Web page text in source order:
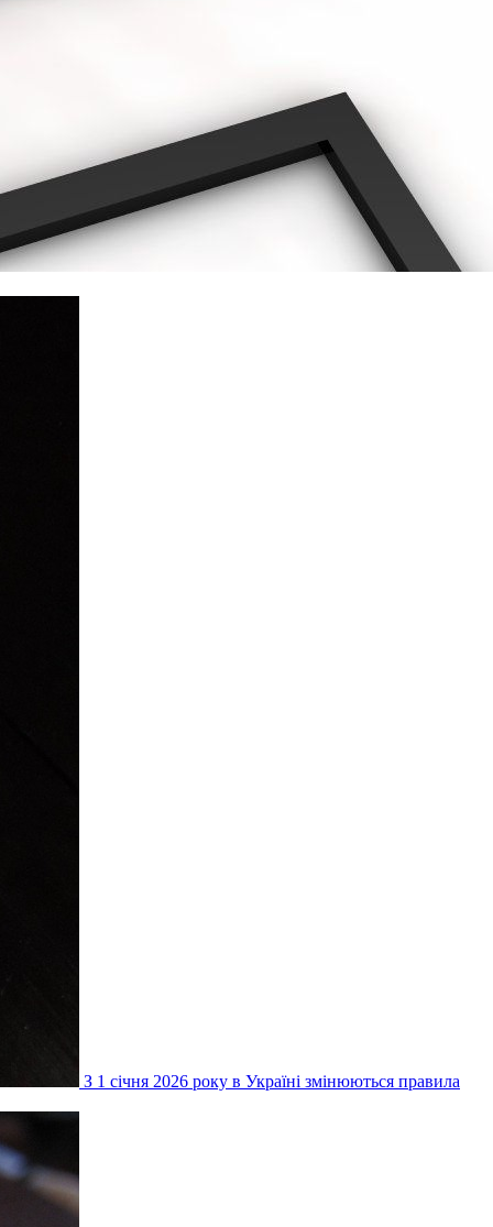
З 1 січня 2026 року в Україні змінюються правила